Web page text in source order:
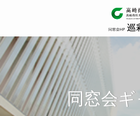
同窓会